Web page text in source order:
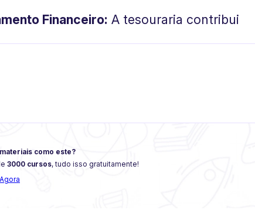
Financeiro: A tesouraria contribui
como este?
3000 cursos, tudo isso gratuitamente!